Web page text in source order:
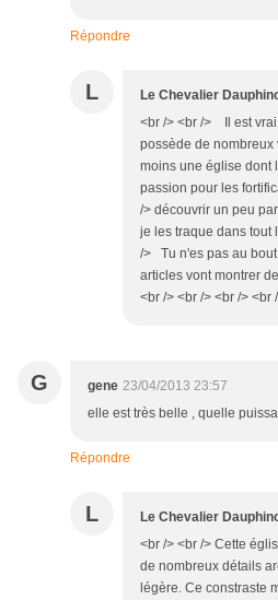
Répondre
L Le Chevalier
<br /> <br /> Il est
possède de
moins une église dont
passion pour les
/> découvrir un peu
je les traque dans tout
/> Tu n'es pas au
articles vont montrer
<br /> <br /> <br /> <br
G gene 23/04/2013 23:57
elle est très belle , quelle
Répondre
L Le Chevalier
<br /> <br /> Cette
de nombreux détails
légère. Ce constraste